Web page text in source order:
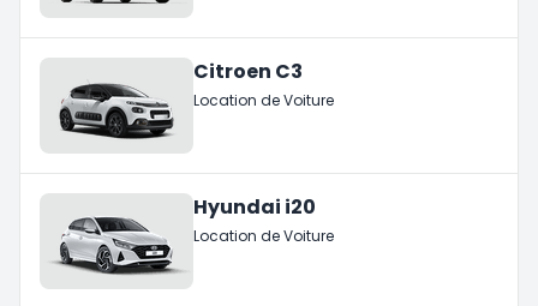
Citroen C3
Location de Voiture
Hyundai i20
Location de Voiture